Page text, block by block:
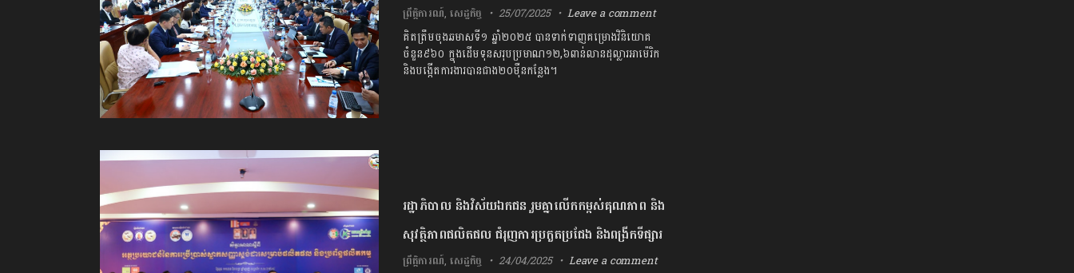
ព្រឹត្តិការណ៍, សេដ្ឋកិច្ច 25/07/2025 Leave a comment
គិតត្រឹមចុងឆមាសទី១ ឆ្នាំ២០២៥ បានទាក់ទាញគម្រោងវិនិយោគ
ចំនួន៩៦០ ក្នុងដើមទុនសរុបប្រមាណ១២,៦ពាន់លានដុល្លារអាម៉េរិក
និងបង្កើតការងារបានជាង២០ម៉ឺនកន្លែង។
រដ្ឋាភិបាល និងវិស័យឯកជន រួមគ្នាលើកកម្ពស់គុណភាព និង
សុវត្ថិភាពផលិតផល ជំរុញការប្រកួតប្រជែង និងពង្រីកទីផ្សារ
ព្រឹត្តិការណ៍, សេដ្ឋកិច្ច 24/04/2025 Leave a comment